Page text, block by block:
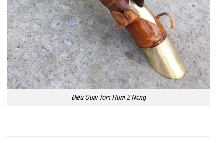
Điếu Quái Tôm Hùm 2 Nòng